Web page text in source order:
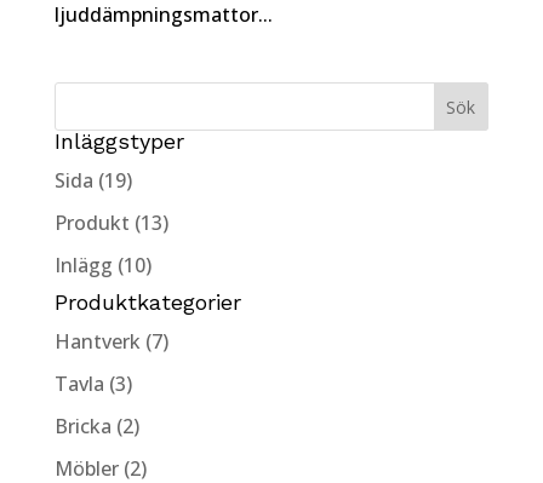
ljuddämpningsmattor...
Inläggstyper
Sida (19)
Produkt (13)
Inlägg (10)
Produktkategorier
Hantverk (7)
Tavla (3)
Bricka (2)
Möbler (2)